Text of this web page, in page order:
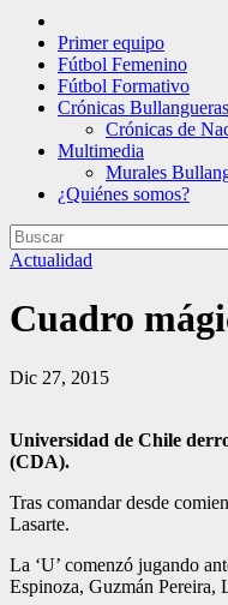
Primer equipo
Fútbol Femenino
Fútbol Formativo
Crónicas Bullangueras
Crónicas de
Multimedia
Murales
¿Quiénes somos?
Actualidad
Cuadro
Dic 27, 2015
Universidad de Chile
(CDA).
Tras comandar desde
Lasarte.
La ‘U’ comenzó jugando
Espinoza, Guzmán Pereira,